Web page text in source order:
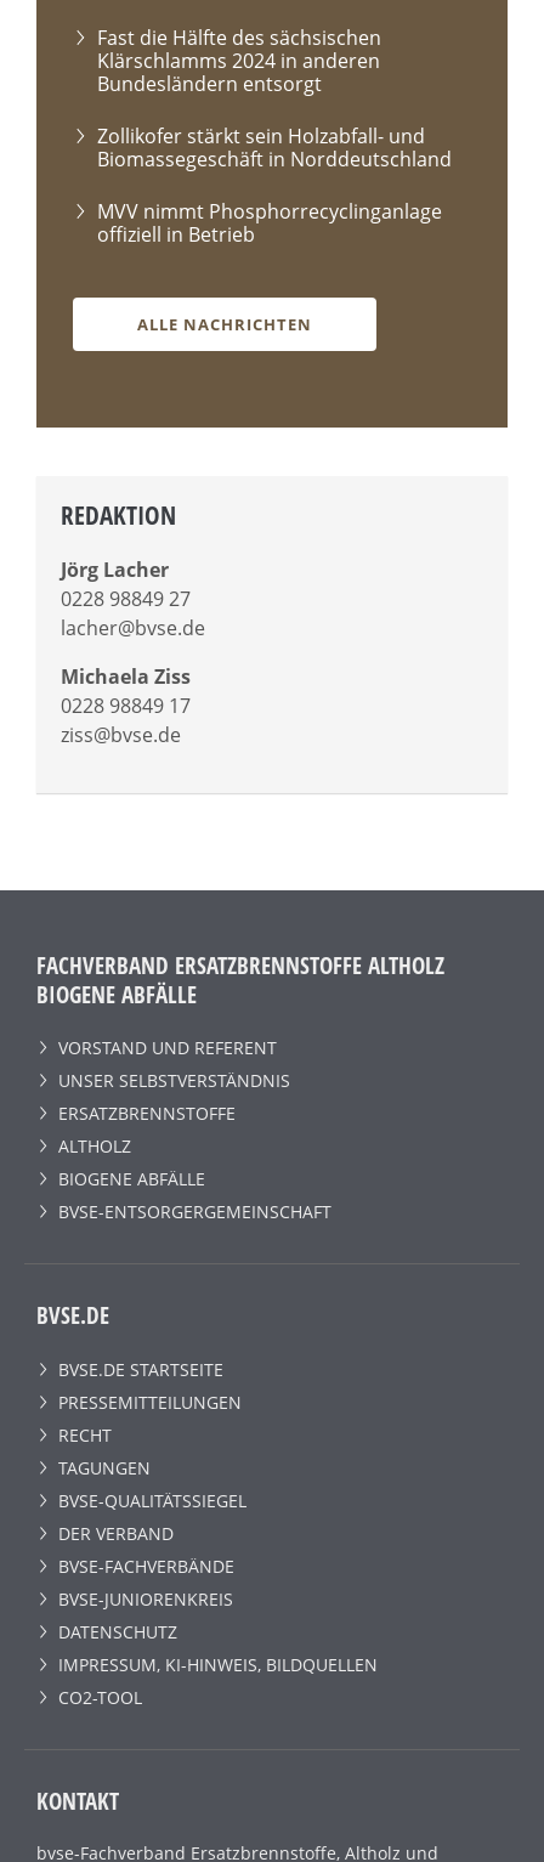
Fast die Hälfte des sächsischen
Klärschlamms 2024 in anderen
Bundesländern entsorgt
Zollikofer stärkt sein Holzabfall- und
Biomassegeschäft in Norddeutschland
MVV nimmt Phosphorrecyclinganlage
offiziell in Betrieb
ALLE NACHRICHTEN
REDAKTION
Jörg Lacher
0228 98849 27
lacher@bvse.de
Michaela Ziss
0228 98849 17
ziss@bvse.de
FACHVERBAND ERSATZBRENNSTOFFE ALTHOLZ
BIOGENE ABFÄLLE
VORSTAND UND REFERENT
UNSER SELBSTVERSTÄNDNIS
ERSATZBRENNSTOFFE
ALTHOLZ
BIOGENE ABFÄLLE
BVSE-ENTSORGERGEMEINSCHAFT
BVSE.DE
BVSE.DE STARTSEITE
PRESSEMITTEILUNGEN
RECHT
TAGUNGEN
BVSE-QUALITÄTSSIEGEL
DER VERBAND
BVSE-FACHVERBÄNDE
BVSE-JUNIORENKREIS
DATENSCHUTZ
IMPRESSUM, KI-HINWEIS, BILDQUELLEN
CO2-TOOL
KONTAKT
bvse-Fachverband Ersatzbrennstoffe, Altholz und